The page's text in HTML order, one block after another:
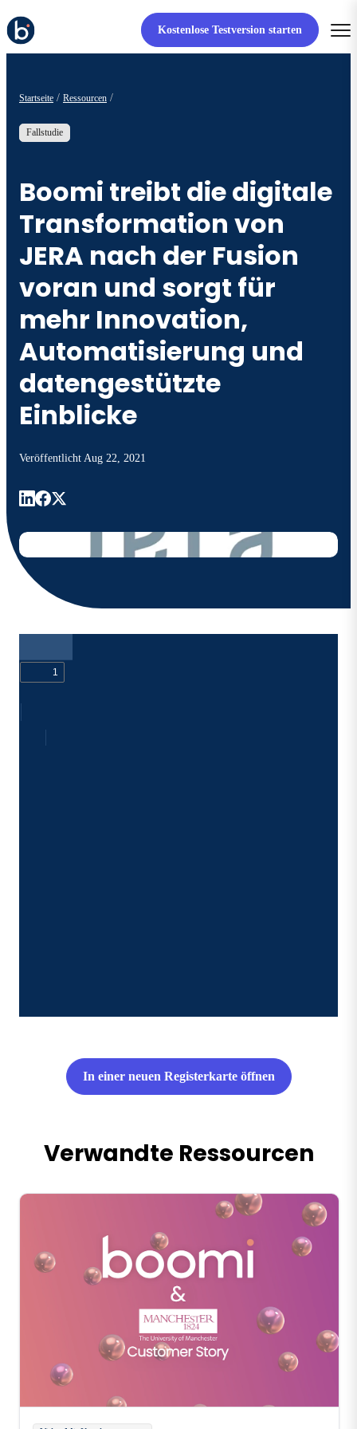
Kostenlose Testversion starten
Startseite Ressourcen
Fallstudie
Boomi treibt die digitale
Transformation von
JERA nach der Fusion
voran und sorgt für
mehr Innovation,
Automatisierung und
datengestützte
Einblicke
Veröffentlicht Aug 22, 2021
In einer neuen Registerkarte öffnen
Verwandte Ressourcen